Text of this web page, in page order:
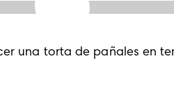
una torta de pañales en